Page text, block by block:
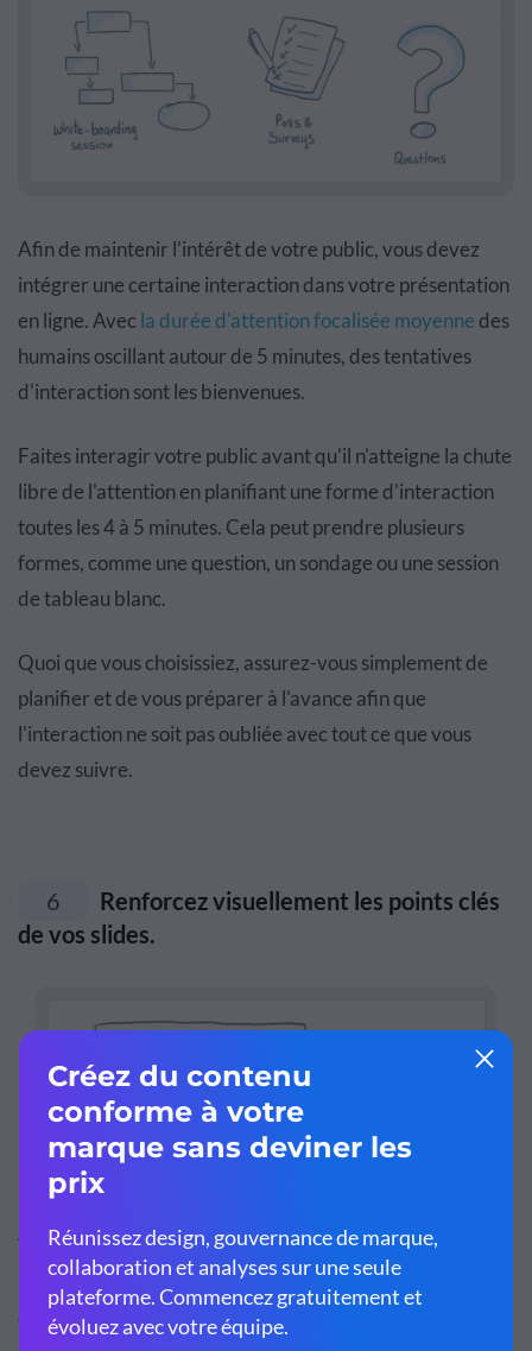
Afin de maintenir l'intérêt de votre public, vous devez
intégrer une certaine interaction dans votre présentation
en ligne. Avecla durée d'attention focalisée moyenne des
humains oscillant autour de 5 minutes, des tentatives
d'interaction sont les bienvenues.
Faites interagir votre public avant qu'il n'atteigne la chute
libre de l'attention en planifiant une forme d'interaction
toutes les 4 à 5 minutes. Cela peut prendre plusieurs
formes, comme une question, un sondage ou une session
de tableau blanc.
Quoi que vous choisissiez, assurez-vous simplement de
planifier et de vous préparer à l'avance afin que
l'interaction ne soit pas oubliée avec tout ce que vous
devez suivre.
6
Renforcez visuellement les points clés
de vos slides.
Vous pouvez utiliser moins de diapositives lors d'une
présentation présentielle, car il est plus facile d'évaluer la
compréhension de votre public par ses expressions ou son